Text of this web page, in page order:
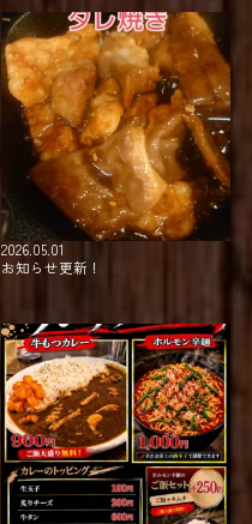
2026.05.01
お知らせ更新！